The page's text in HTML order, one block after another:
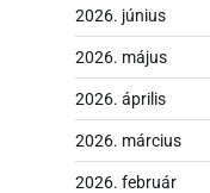
2026. június
2026. május
2026. április
2026. március
2026. február